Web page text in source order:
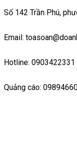
Số 142 Trần Phú,
Email:
Hotline: 0903422331
Quảng cáo: